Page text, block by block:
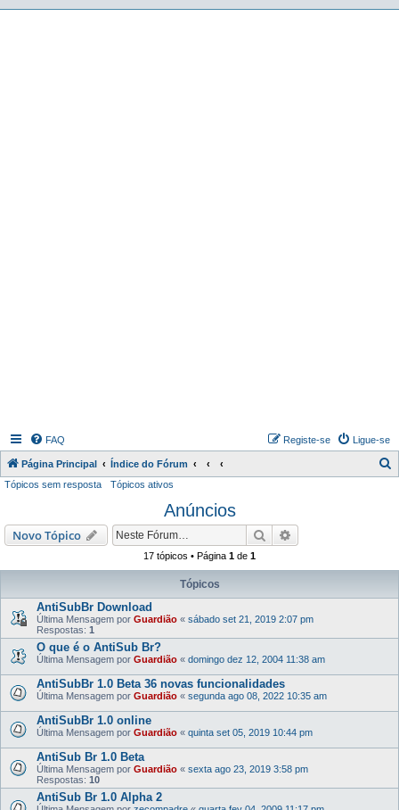
FAQ Ligue-se
Registe-se
Página Principal Índice do Fórum
i
Tópicos sem resposta Tópicos ativos
Anúncios
Novo Tópico Pesquisar
17 tópicos • Página 1 de 1
Tópicos
AntiSubBr Download
Última Mensagem por Guardião « sábado set 21, 2019 2:07 pm
Respostas: 1
O que é o AntiSub Br?
Última Mensagem por Guardião « domingo dez 12, 2004 11:38 am
AntiSubBr 1.0 Beta 36 novas funcionalidades
Última Mensagem por Guardião « segunda ago 08, 2022 10:35 am
AntiSubBr 1.0 online
Última Mensagem por Guardião « quinta set 05, 2019 10:44 pm
AntiSub Br 1.0 Beta
Última Mensagem por Guardião « sexta ago 23, 2019 3:58 pm
Respostas: 10
AntiSub Br 1.0 Alpha 2